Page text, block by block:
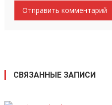
СВЯЗАННЫЕ ЗАПИСИ